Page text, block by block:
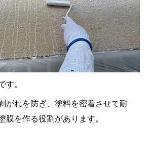
す。
がれを防ぎ、塗料を密着させて耐
膜を作る役割があります。